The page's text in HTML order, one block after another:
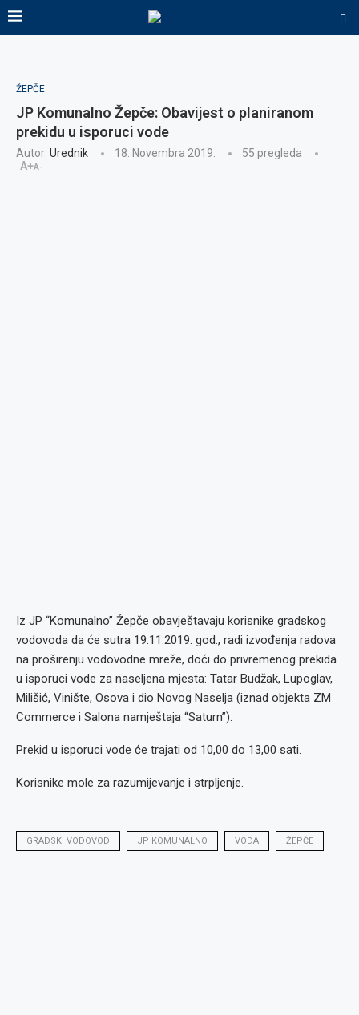
ŽEPČE
JP Komunalno Žepče: Obavijest o planiranom
prekidu u isporuci vode
Autor: Urednik 18. Novembra 2019. 55 pregleda
A+A-
Iz JP “Komunalno” Žepče obavještavaju korisnike gradskog
vodovoda da će sutra 19.11.2019. god., radi izvođenja radova
na proširenju vodovodne mreže, doći do privremenog prekida
u isporuci vode za naseljena mjesta: Tatar Budžak, Lupoglav,
Milišić, Vinište, Osova i dio Novog Naselja (iznad objekta ZM
Commerce i Salona namještaja “Saturn”).
Prekid u isporuci vode će trajati od 10,00 do 13,00 sati.
Korisnike mole za razumijevanje i strpljenje.
GRADSKI VODOVOD JP KOMUNALNO VODA ŽEPČE